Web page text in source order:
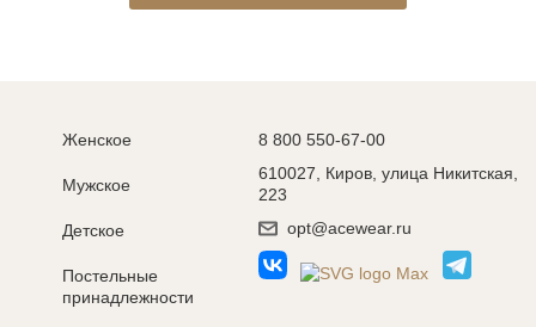
Женское
Мужское
Детское
Постельные
принадлежности
8 800 550-67-00
610027, Киров, улица Никитская,
223
opt@acewear.ru